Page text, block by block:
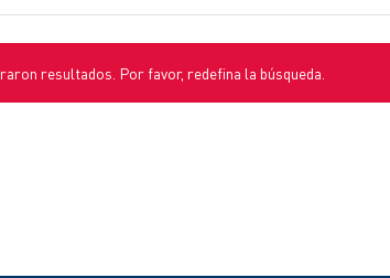
resultados. Por favor, redefina la búsqueda.